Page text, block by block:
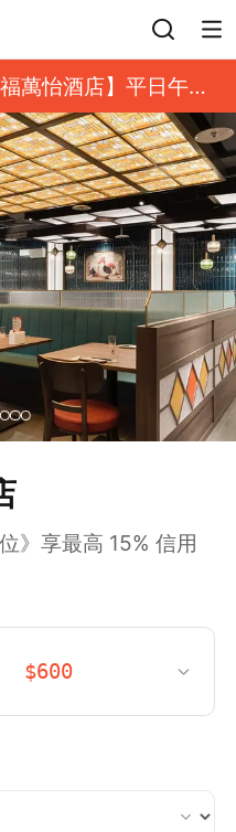
萬怡酒店】平日午餐
點套餐
》享最高 15% 信用
$600